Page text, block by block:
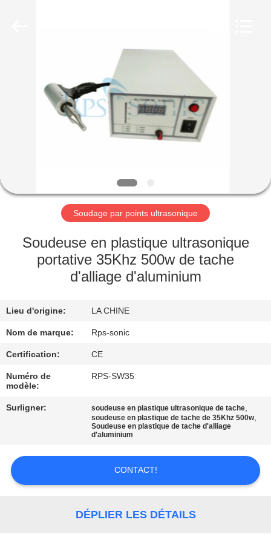
PRODUITS
DE
NOUS
VISITE
D'USINE
DE
QUALITÉ
CONTACTEZ-
NOUS
NOUVELLES
CAS
Soudage par points ultrasonique
Soudeuse en plastique ultrasonique
portative 35Khz 500w de tache
d'alliage d'aluminium
Lieu d'origine: LA CHINE
Nom de marque: Rps-sonic
Certification: CE
Numéro de
modèle:
RPS-SW35
Surligner: soudeuse en plastique ultrasonique de tache,
soudeuse en plastique de tache de 35Khz 500w,
Soudeuse en plastique de tache d'alliage
d'aluminium
CONTACT!
DÉPLIER LES DÉTAILS